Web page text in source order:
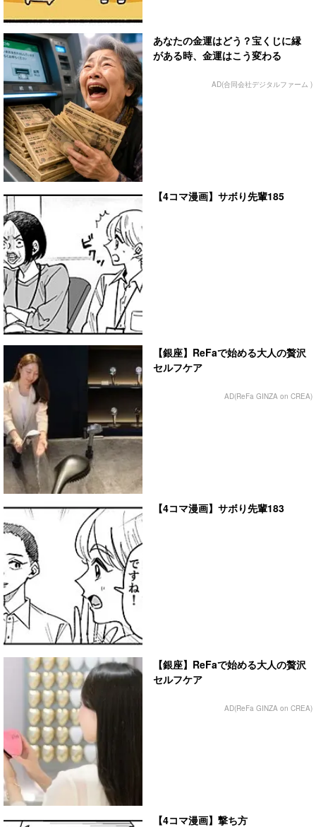
あなたの金運はどう？宝くじに縁
がある時、金運はこう変わる
AD(合同会社デジタルファーム )
【4コマ漫画】サボり先輩185
【銀座】ReFaで始める大人の贅沢
セルフケア
AD(ReFa GINZA on CREA)
【4コマ漫画】サボり先輩183
【銀座】ReFaで始める大人の贅沢
セルフケア
AD(ReFa GINZA on CREA)
【4コマ漫画】撃ち方